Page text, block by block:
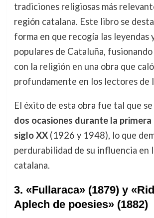
tradiciones religiosas más
región catalana. Este libro se
forma en que recogía las leyendas
populares de Cataluña,
con la religión en una obra que caló
profundamente en los lectores de
El éxito de esta obra fue tal que se
dos ocasiones durante la
siglo XX(1926 y 1948), lo que
perdurabilidad de su influencia en
catalana.
3. «Fullaraca» (1879) y
Aplech de poesies» (1882)